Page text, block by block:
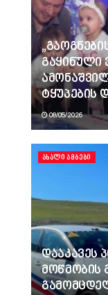
გაყინული
ტყუპების
08/05/2026
ᲐᲮᲐᲚᲘ ᲐᲛᲑᲔᲑᲘ
დააკავეს
მოწმობის